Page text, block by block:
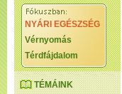
NYÁRI EGÉSZSÉG
Vérnyomás
Térdfájdalom
TÉMÁINK